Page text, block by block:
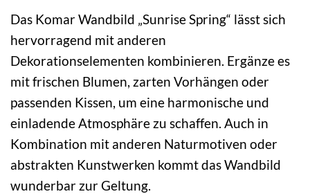
Das Komar Wandbild „Sunrise Spring“ lässt sich
hervorragend mit anderen
Dekorationselementen kombinieren. Ergänze es
mit frischen Blumen, zarten Vorhängen oder
passenden Kissen, um eine harmonische und
einladende Atmosphäre zu schaffen. Auch in
Kombination mit anderen Naturmotiven oder
abstrakten Kunstwerken kommt das Wandbild
wunderbar zur Geltung.